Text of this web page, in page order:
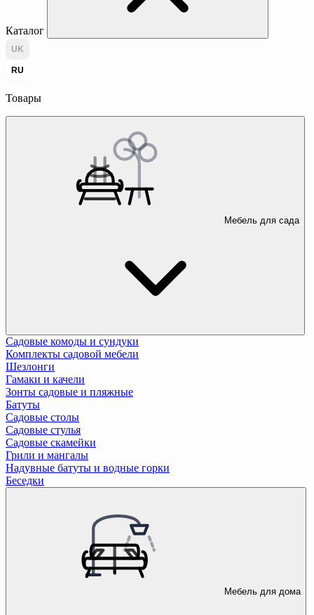
Каталог
UK
RU
Товары
Мебель для сада
Садовые комоды и сундуки
Комплекты садовой мебели
Шезлонги
Гамаки и качели
Зонты садовые и пляжные
Батуты
Садовые столы
Садовые стулья
Садовые скамейки
Грили и мангалы
Надувные батуты и водные горки
Беседки
Мебель для дома